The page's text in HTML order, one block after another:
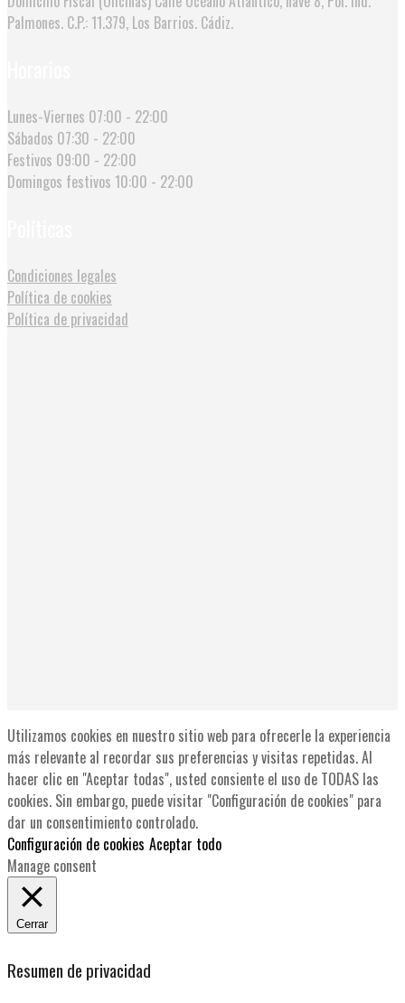
Palmones. C.P.: 11.379, Los Barrios. Cádiz.
Lunes-Viernes 07:00 - 22:00
Sábados 07:30 - 22:00
Festivos 09:00 - 22:00
Domingos festivos 10:00 - 22:00
Condiciones legales
Política de cookies
Política de privacidad
Utilizamos cookies en nuestro sitio web para ofrecerle la experiencia
más relevante al recordar sus preferencias y visitas repetidas. Al
hacer clic en "Aceptar todas", usted consiente el uso de TODAS las
cookies. Sin embargo, puede visitar "Configuración de cookies" para
dar un consentimiento controlado.
Configuración de cookies Aceptar todo
Manage consent
Cerrar
Resumen de privacidad